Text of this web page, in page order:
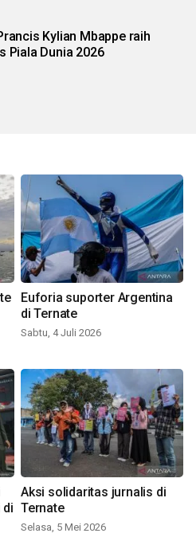
Kylian Mbappe raih
Piala Dunia 2026
Euforia suporter Argentina
di Ternate
Sabtu, 4 Juli 2026
di
Aksi solidaritas jurnalis di
Ternate
Selasa, 5 Mei 2026